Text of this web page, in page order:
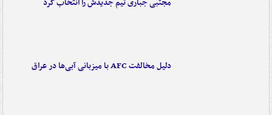
مجتبی جباری تیم جدیدش را انتخاب کرد
دلیل مخالفت AFC با میزبانی آبی‌ها در عراق